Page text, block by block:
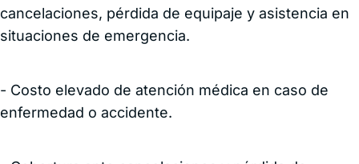
cancelaciones, pérdida de equipaje y asistencia en
situaciones de emergencia.
- Costo elevado de atención médica en caso de
enfermedad o accidente.